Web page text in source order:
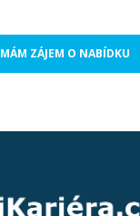
MÁM ZÁJEM O NABÍDKU